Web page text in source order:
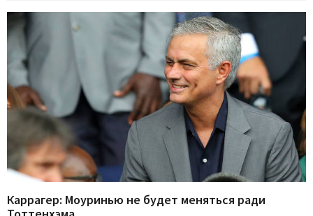
Каррагер: Моуринью не будет меняться ради